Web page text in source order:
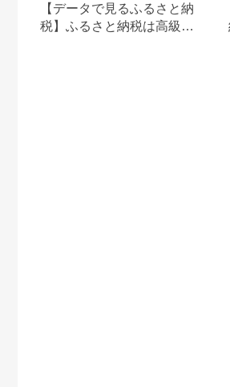
【データで見るふるさと納
税】ふるさと納税は高級志